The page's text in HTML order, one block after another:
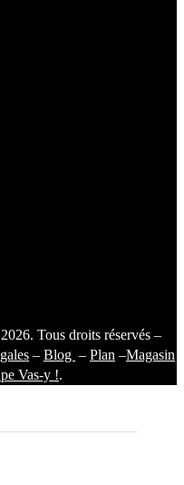
Tous droits réservés –
– Blog – Plan –Magasin
Vas-y !.